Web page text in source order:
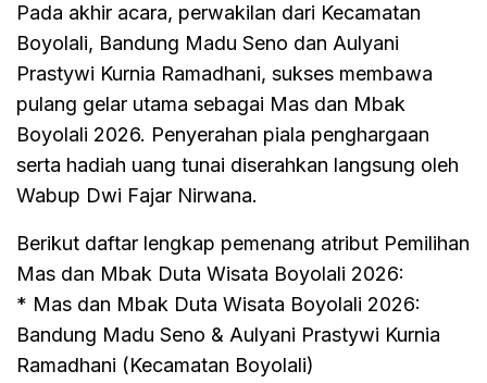
Pada akhir acara, perwakilan dari Kecamatan
Boyolali, Bandung Madu Seno dan Aulyani
Prastywi Kurnia Ramadhani, sukses membawa
pulang gelar utama sebagai Mas dan Mbak
Boyolali 2026. Penyerahan piala penghargaan
serta hadiah uang tunai diserahkan langsung oleh
Wabup Dwi Fajar Nirwana.
Berikut daftar lengkap pemenang atribut Pemilihan
Mas dan Mbak Duta Wisata Boyolali 2026:
* Mas dan Mbak Duta Wisata Boyolali 2026:
Bandung Madu Seno & Aulyani Prastywi Kurnia
Ramadhani (Kecamatan Boyolali)